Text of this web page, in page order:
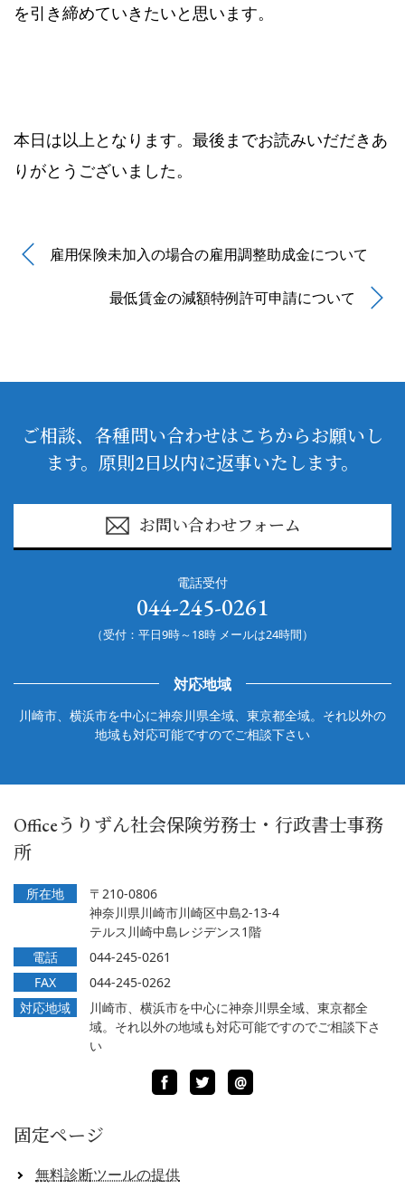
を引き締めていきたいと思います。
本日は以上となります。最後までお読みいだだきあ
りがとうございました。
雇用保険未加入の場合の雇用調整助成金について
最低賃金の減額特例許可申請について
ご相談、各種問い合わせはこちからお願いし
ます。原則2日以内に返事いたします。
お問い合わせフォーム
電話受付
044-245-0261
（受付：平日9時～18時 メールは24時間）
対応地域
川崎市、横浜市を中心に神奈川県全域、東京都全域。それ以外の
地域も対応可能ですのでご相談下さい
Officeうりずん社会保険労務士・行政書士事務
所
所在地
〒210-0806
神奈川県川崎市川崎区中島2-13-4
テルス川崎中島レジデンス1階
電話
044-245-0261
FAX
044-245-0262
対応地域
川崎市、横浜市を中心に神奈川県全域、東京都全
域。それ以外の地域も対応可能ですのでご相談下さ
い
Facebook
Twitter
LINE
@
固定ページ
無料診断ツールの提供